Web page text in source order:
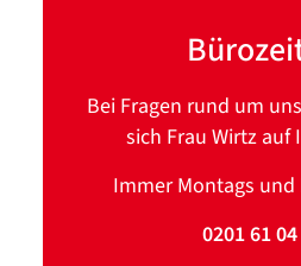
Bei Fragen rund um
sich Frau Wirtz auf
Immer Montags und
0201 61